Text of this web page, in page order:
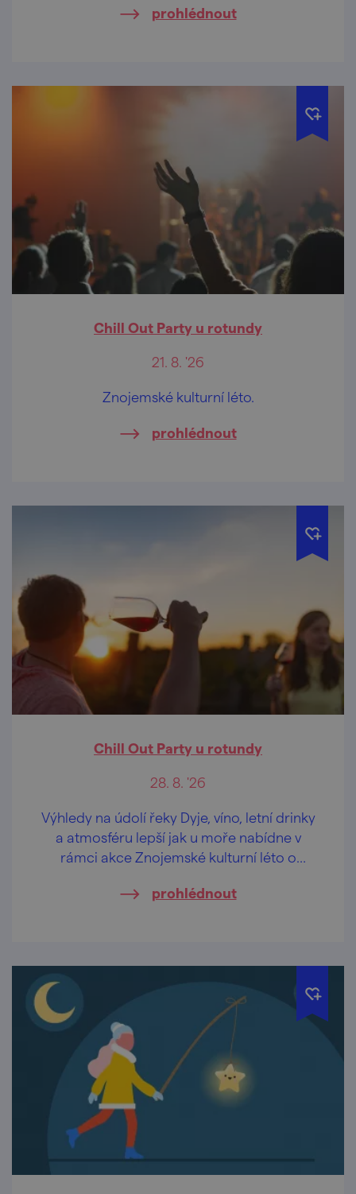
prohlédnout
Chill Out Party u rotundy
21. 8. '26
Znojemské kulturní léto.
prohlédnout
Chill Out Party u rotundy
28. 8. '26
Výhledy na údolí řeky Dyje, víno, letní drinky
a atmosféru lepší jak u moře nabídne v
rámci akce Znojemské kulturní léto o
u rotundy sv. Kateřiny v historickém centru
prohlédnout